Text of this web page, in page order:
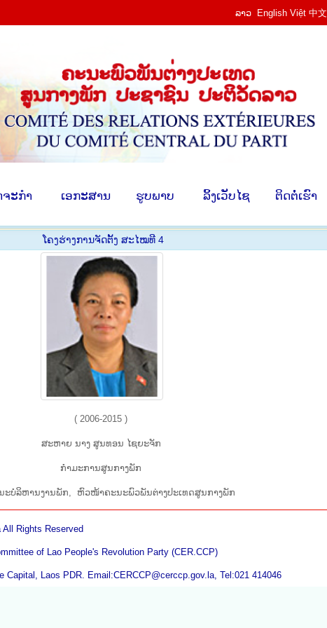
ລາວ English Việt 中文
ຈະ​ກຳ ​ ເອ​ກະ​ສານ ​ຮູບ​ພາບ ​ ລິ້ງ​ເວັບ​ໄຊ ​ຕິດ​ຕໍ່​ເຮົາ
ໂຄງ​ຮ່າງ​ການ​ຈັດ​ຕັ້ງ ສະ​ໄໝ​ທີ 4
( 2006-2015 )
ສະ​ຫາຍ ນາງ ສູນ​ທອນ ໄຊ​ຍະ​ຈັກ
​ກຳ​ມະ​ການ​ສູນ​ກາງ​ພັກ
ະບໍລິຫານງານພັກ, ຫົວ​ໜ້າ​ຄະ​ນະ​ພົວ​ພັນ​ຕ່າງ​ປະ​ເທດສູນ​ກາງ​ພັກ
Rights Reserved
of Lao People's Revolution Party (CER.CCP)
Laos PDR. Email:CERCCP@cerccp.gov.la, Tel:021 414046
ນ ​ກິດ​ຈະ​ກຳ ​ ເອ​ກະ​ສານ ​ຮູບ​ພາບ ​ ລິ້ງ​ເວັບ​ໄຊ